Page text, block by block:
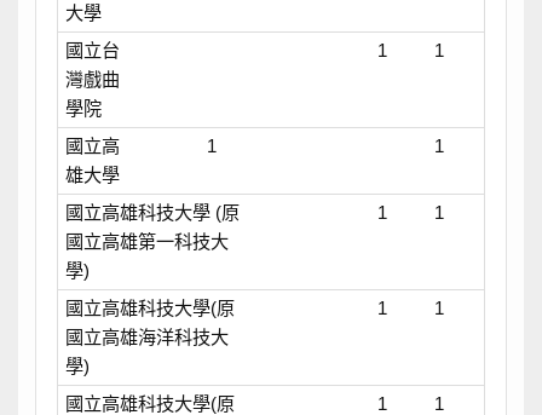
大學
國立台
灣戲曲
學院
1 1
國立高
雄大學
1 1
國立高雄科技大學 (原
國立高雄第一科技大
學)
1 1
國立高雄科技大學(原
國立高雄海洋科技大
學)
1 1
國立高雄科技大學(原
1 1